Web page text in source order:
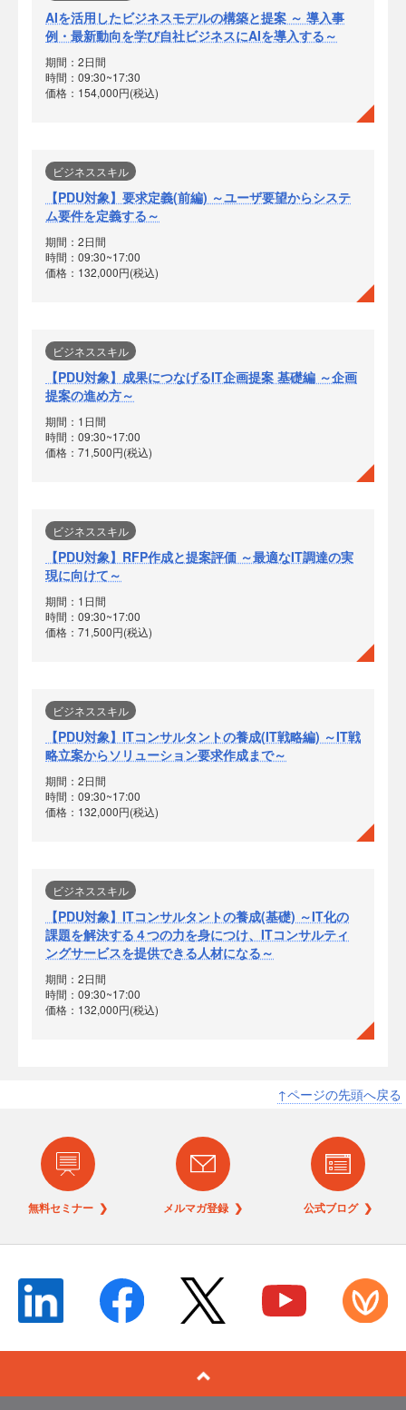
AIを活用したビジネスモデルの構築と提案 ～ 導入事
例・最新動向を学び自社ビジネスにAIを導入する～
期間：2日間
時間：09:30~17:30
価格：154,000円(税込)
ビジネススキル
【PDU対象】要求定義(前編) ～ユーザ要望からシステ
ム要件を定義する～
期間：2日間
時間：09:30~17:00
価格：132,000円(税込)
ビジネススキル
【PDU対象】成果につなげるIT企画提案 基礎編 ～企画
提案の進め方～
期間：1日間
時間：09:30~17:00
価格：71,500円(税込)
ビジネススキル
【PDU対象】RFP作成と提案評価 ～最適なIT調達の実
現に向けて～
期間：1日間
時間：09:30~17:00
価格：71,500円(税込)
ビジネススキル
【PDU対象】ITコンサルタントの養成(IT戦略編) ～IT戦
略立案からソリューション要求作成まで～
期間：2日間
時間：09:30~17:00
価格：132,000円(税込)
ビジネススキル
【PDU対象】ITコンサルタントの養成(基礎) ～IT化の
課題を解決する４つの力を身につけ、ITコンサルティ
ングサービスを提供できる人材になる～
期間：2日間
時間：09:30~17:00
価格：132,000円(税込)
↑ページの先頭へ戻る
無料セミナー ❯ メルマガ登録 ❯ 公式ブログ ❯